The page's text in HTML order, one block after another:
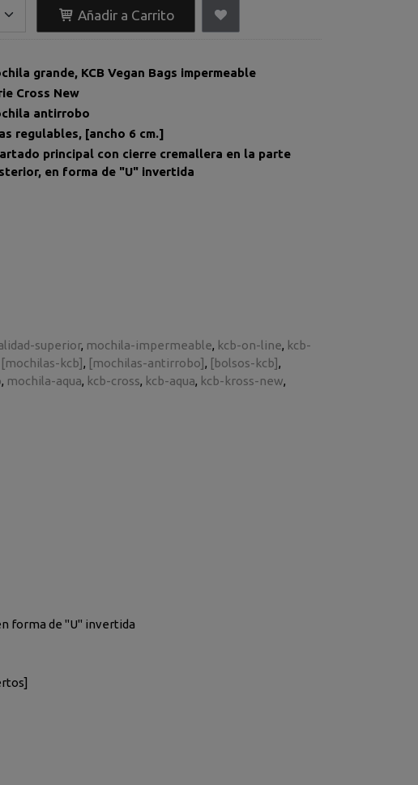
Añadir a Carrito
grande, KCB Vegan Bags impermeable
Cross New
antirrobo
Asas regulables, [ancho 6 cm.]
principal con cierre cremallera en la parte
en forma de "U" invertida
superior mochila-impermeable kcb-on-line kcb-
[mochilas-kcb] [mochilas-antirrobo]
[bolsos-kcb]
mochila-aqua kcb-cross kcb-aqua kcb-kross-new
forma de "U" invertida